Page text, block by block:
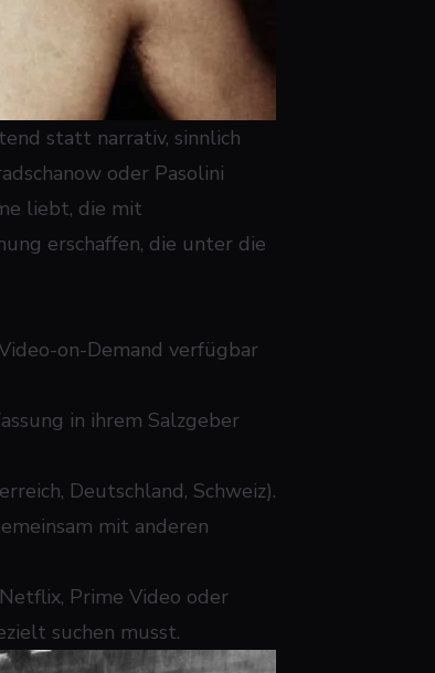
statt narrativ, sinnlich
oder Pasolini
liebt, die mit
erschaffen, die unter die
on-Demand verfügbar
in ihrem Salzgeber
Deutschland, Schweiz).
mit anderen
Prime Video oder
suchen musst.